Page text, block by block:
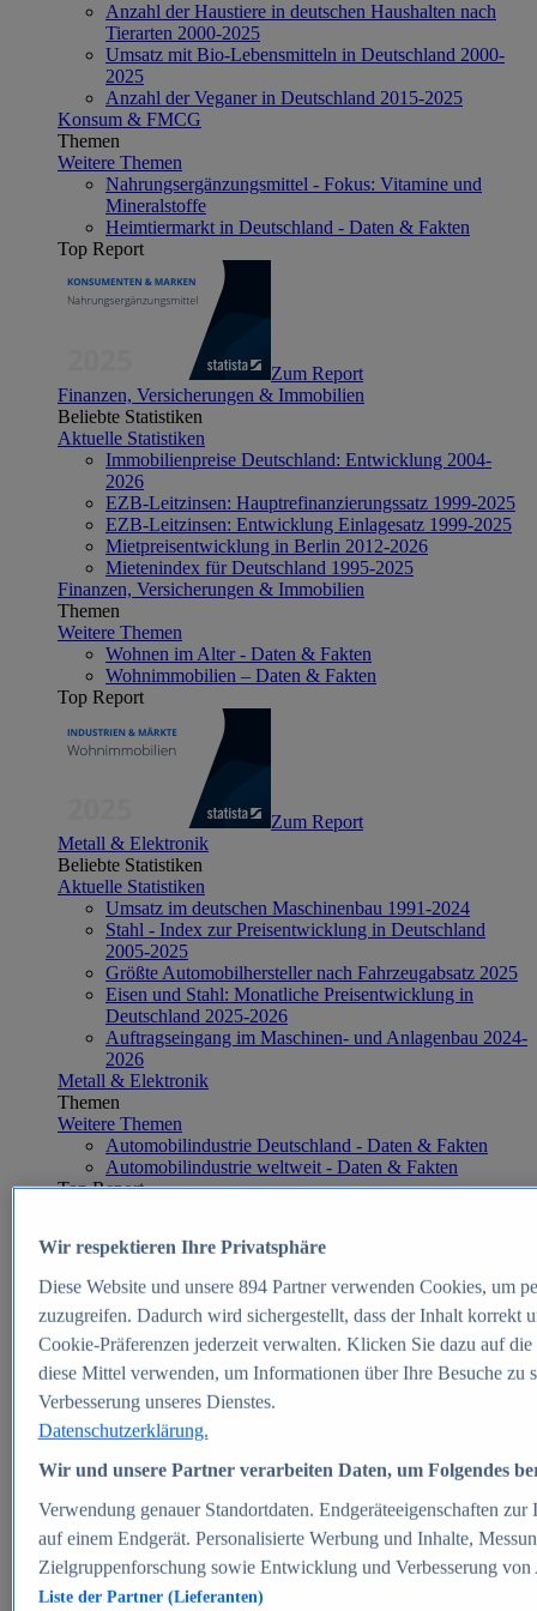
Anzahl der Haustiere in deutschen Haushalten nach
Tierarten 2000-2025
Umsatz mit Bio-Lebensmitteln in Deutschland 2000-
2025
Anzahl der Veganer in Deutschland 2015-2025
Konsum & FMCG
Themen
Weitere Themen
Nahrungsergänzungsmittel - Fokus: Vitamine und
Mineralstoffe
Heimtiermarkt in Deutschland - Daten & Fakten
Top Report
Zum Report
Finanzen, Versicherungen & Immobilien
Beliebte Statistiken
Aktuelle Statistiken
Immobilienpreise Deutschland: Entwicklung 2004-
2026
EZB-Leitzinsen: Hauptrefinanzierungssatz 1999-2025
EZB-Leitzinsen: Entwicklung Einlagesatz 1999-2025
Mietpreisentwicklung in Berlin 2012-2026
Mietenindex für Deutschland 1995-2025
Finanzen, Versicherungen & Immobilien
Themen
Weitere Themen
Wohnen im Alter - Daten & Fakten
Wohnimmobilien – Daten & Fakten
Top Report
Zum Report
Metall & Elektronik
Beliebte Statistiken
Aktuelle Statistiken
Umsatz im deutschen Maschinenbau 1991-2024
Stahl - Index zur Preisentwicklung in Deutschland
2005-2025
Größte Automobilhersteller nach Fahrzeugabsatz 2025
Eisen und Stahl: Monatliche Preisentwicklung in
Deutschland 2025-2026
Auftragseingang im Maschinen- und Anlagenbau 2024-
2026
Metall & Elektronik
Themen
Weitere Themen
Automobilindustrie Deutschland - Daten & Fakten
Automobilindustrie weltweit - Daten & Fakten
Top Report
Zum Report
E-commerce
Beliebte Statistiken
Aktuelle Statistiken
E-Commerce - Entwicklung des Umsatzes in
Deutschland 1999-2025
Umsatz von Amazon in Deutschland und weltweit
2010-2025
B2C-E-Commerce: Top-50 Online Shops in
Deutschland 2024
Marktanteile von Online-Zahlungsverfahren in
Deutschland 2024
Umsatzstarke Warengruppen im Online-Handel in
Deutschland 2023-2025
Wir respektieren Ihre Privatsphäre
Diese Website und unsere 894Partner verwenden Cookies, um
zuzugreifen. Dadurch wird sichergestellt, dass der Inhalt korrekt
Cookie-Präferenzen jederzeit verwalten. Klicken Sie dazu auf
diese Mittel verwenden, um Informationen über Ihre Besuche
Verbesserung unseres Dienstes.
Datenschutzerklärung.
Wir und unsere Partner verarbeiten Daten, um Folgendes
Verwendung genauer Standortdaten. Endgeräteeigenschaften
auf einem Endgerät. Personalisierte Werbung und Inhalte,
Zielgruppenforschung sowie Entwicklung und Verbesserung von
Liste der Partner (Lieferanten)